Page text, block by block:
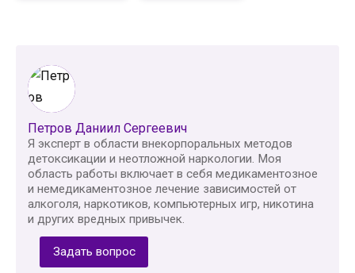
Петров Даниил Сергеевич
Я эксперт в области внекорпоральных методов
детоксикации и неотложной наркологии. Моя
область работы включает в себя медикаментозное
и немедикаментозное лечение зависимостей от
алкоголя, наркотиков, компьютерных игр, никотина
и других вредных привычек.
Задать вопрос